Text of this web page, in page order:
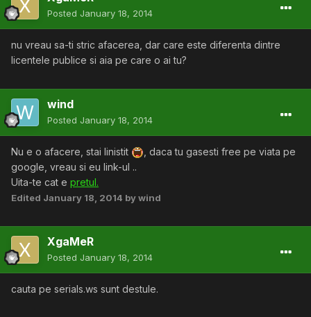
Posted January 18, 2014
nu vreau sa-ti stric afacerea, dar care este diferenta dintre
licentele publice si aia pe care o ai tu?
wind
Posted January 18, 2014
Nu e o afacere, stai linistit
, daca tu gasesti free pe viata pe
google, vreau si eu link-ul ..
Uita-te cat e pretul.
Edited January 18, 2014 by wind
XgaMeR
Posted January 18, 2014
cauta pe serials.ws sunt destule.